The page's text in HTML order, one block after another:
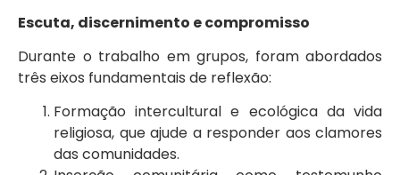
Escuta, discernimento e compromisso
Durante o trabalho em grupos, foram abordados
três eixos fundamentais de reflexão:
Formação intercultural e ecológica da vida
religiosa, que ajude a responder aos clamores
das comunidades.